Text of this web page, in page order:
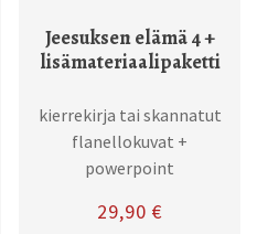
Jeesuksen elämä 4 +
lisämateriaalipaketti
kierrekirja tai skannatut
flanellokuvat +
powerpoint
29,90 €